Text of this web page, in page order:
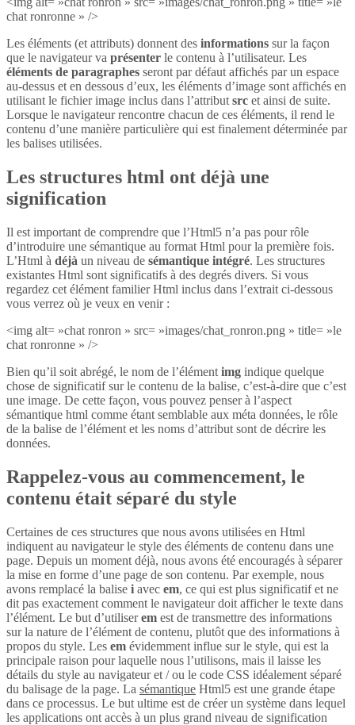
chat ronronne » />
Les éléments (et attributs) donnent des informations sur la façon
que le navigateur va présenter le contenu à l’utilisateur. Les
éléments de paragraphes seront par défaut affichés par un espace
au-dessus et en dessous d’eux, les éléments d’image sont affichés en
utilisant le fichier image inclus dans l’attribut src et ainsi de suite.
Lorsque le navigateur rencontre chacun de ces éléments, il rend le
contenu d’une manière particulière qui est finalement déterminée par
les balises utilisées.
Les structures html ont déjà une
signification
Il est important de comprendre que l’Html5 n’a pas pour rôle
d’introduire une sémantique au format Html pour la première fois.
L’Html à déjà un niveau de sémantique intégré. Les structures
existantes Html sont significatifs à des degrés divers. Si vous
regardez cet élément familier Html inclus dans l’extrait ci-dessous
vous verrez où je veux en venir :
<img alt= »chat ronron » src= »images/chat_ronron.png » title= »le
chat ronronne » />
Bien qu’il soit abrégé, le nom de l’élément img indique quelque
chose de significatif sur le contenu de la balise, c’est-à-dire que c’est
une image. De cette façon, vous pouvez penser à l’aspect
sémantique html comme étant semblable aux méta données, le rôle
de la balise de l’élément et les noms d’attribut sont de décrire les
données.
Rappelez-vous au commencement, le
contenu était séparé du style
Certaines de ces structures que nous avons utilisées en Html
indiquent au navigateur le style des éléments de contenu dans une
page. Depuis un moment déjà, nous avons été encouragés à séparer
la mise en forme d’une page de son contenu. Par exemple, nous
avons remplacé la balise i avec em, ce qui est plus significatif et ne
dit pas exactement comment le navigateur doit afficher le texte dans
l’élément. Le but d’utiliserem est de transmettre des informations
sur la nature de l’élément de contenu, plutôt que des informations à
propos du style. Les em évidemment influe sur le style, qui est la
principale raison pour laquelle nous l’utilisons, mais il laisse les
détails du style au navigateur et / ou le code CSS idéalement séparé
du balisage de la page. La sémantique Html5 est une grande étape
dans ce processus. Le but ultime est de créer un système dans lequel
les applications ont accès à un plus grand niveau de signification